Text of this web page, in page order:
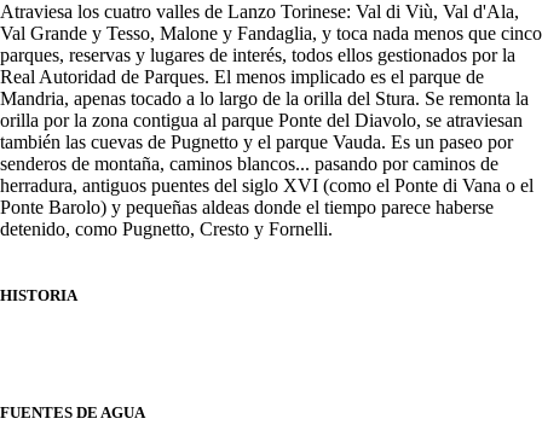
Atraviesa los cuatro valles de Lanzo Torinese: Val di Viù, Val d'Ala,
Val Grande y Tesso, Malone y Fandaglia, y toca nada menos que cinco
parques, reservas y lugares de interés, todos ellos gestionados por la
Real Autoridad de Parques. El menos implicado es el parque de
Mandria, apenas tocado a lo largo de la orilla del Stura. Se remonta la
orilla por la zona contigua al parque Ponte del Diavolo, se atraviesan
también las cuevas de Pugnetto y el parque Vauda. Es un paseo por
senderos de montaña, caminos blancos... pasando por caminos de
herradura, antiguos puentes del siglo XVI (como el Ponte di Vana o el
Ponte Barolo) y pequeñas aldeas donde el tiempo parece haberse
detenido, como Pugnetto, Cresto y Fornelli.
HISTORIA
FUENTES DE AGUA